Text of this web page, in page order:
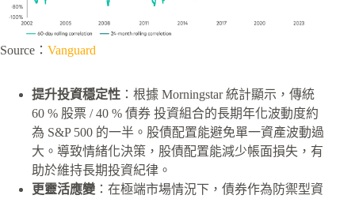
Source： Vanguard
提升投資穩定性 ：根據 Morningstar 統計顯示，傳統
60 % 股票 / 40 % 債券 投資組合的長期年化波動度約
為 S&P 500 的一半。股債配置能避免單一資產波動過
大。導致情緒化決策，股債配置能減少帳面損失，有
助於維持長期投資紀律。
更靈活應變 ：在極端市場情況下，債券作為防禦型資